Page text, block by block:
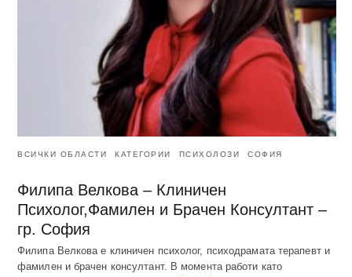
ВСИЧКИ ОБЛАСТИ КАТЕГОРИИ ПСИХОЛОЗИ СОФИЯ
Филипа Велкова – Клиничен
Психолог,Фамилен и Брачен Консултант –
гр. София
Филипа Велкова е клиничен психолог, психодрамата терапевт и
фамилен и брачен консултант. В момента работи като